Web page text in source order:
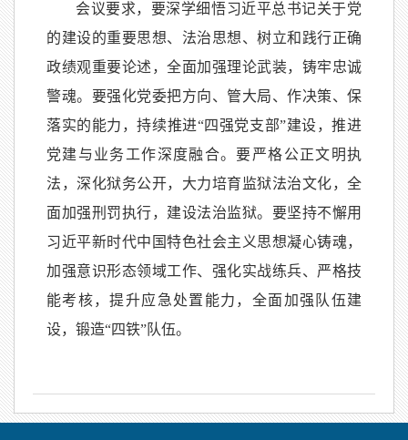
会议要求， 要深学细悟习近平总书记关于党
的建设的重要思想、法治思想、树立和践行正确
政绩观重要论述，全面加强理论武装，铸牢忠诚
警魂。要强化党委把方向、管大局、作决策、保
落实的能力，持续推进“四强党支部”建设，推进
党建与业务工作深度融合。要严格公正文明执
法，深化狱务公开，大力培育监狱法治文化，全
面加强刑罚执行，建设法治监狱。要坚持不懈用
习近平新时代中国特色社会主义思想凝心铸魂，
加强意识形态领域工作、强化实战练兵、严格技
能考核，提升应急处置能力，全面加强队伍建
设，锻造“四铁”队伍。